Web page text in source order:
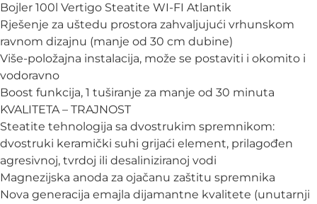
Bojler 100l Vertigo Steatite WI-FI Atlantik
Rješenje za uštedu prostora zahvaljujući vrhunskom
ravnom dizajnu (manje od 30 cm dubine)
Više-položajna instalacija, može se postaviti i okomito i
vodoravno
Boost funkcija, 1 tuširanje za manje od 30 minuta
KVALITETA – TRAJNOST
Steatite tehnologija sa dvostrukim spremnikom:
dvostruki keramički suhi grijaći element, prilagođen
agresivnoj, tvrdoj ili desaliniziranoj vodi
Magnezijska anoda za ojačanu zaštitu spremnika
Nova generacija emajla dijamantne kvalitete (unutarnji